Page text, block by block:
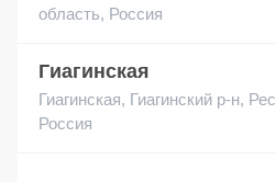
область, Россия
Гиагинская
Гиагинская, Гиагинский р-н,
Россия